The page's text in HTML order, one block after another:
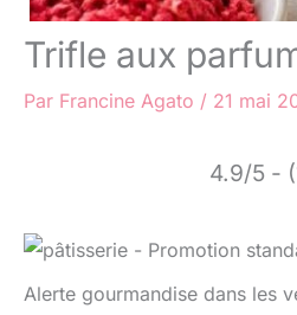
Trifle aux
Par Francine Agato / 21 mai
4.9/5 -
Alerte gourmandise dans les